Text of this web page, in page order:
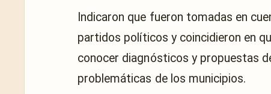
Indicaron que fueron tomadas en
partidos políticos y coincidieron en
conocer diagnósticos y propuestas
problemáticas de los municipios.